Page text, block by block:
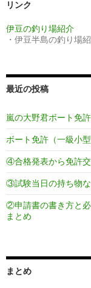
リンク
伊豆の釣り場紹介
・伊豆半島の釣り場
最近の投稿
嵐の大野君ボート免
ボート免許（一級小
④合格発表から免許
③試験当日の持ち物
②申請書の書き方と
まとめ
まとめ